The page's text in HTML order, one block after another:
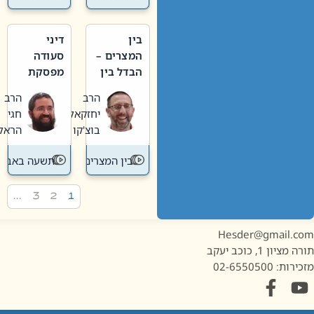
בין
המצרים –
הבדל בין
חדשה
לישנה
הרב
יחזקאל
בוצ'קו
בין המצרים
דיני
סעודה
מפסקת
תשעה
באב
הרב
חגי
הראל
תשעה באב
1, כוכב יעקב
02-6550500